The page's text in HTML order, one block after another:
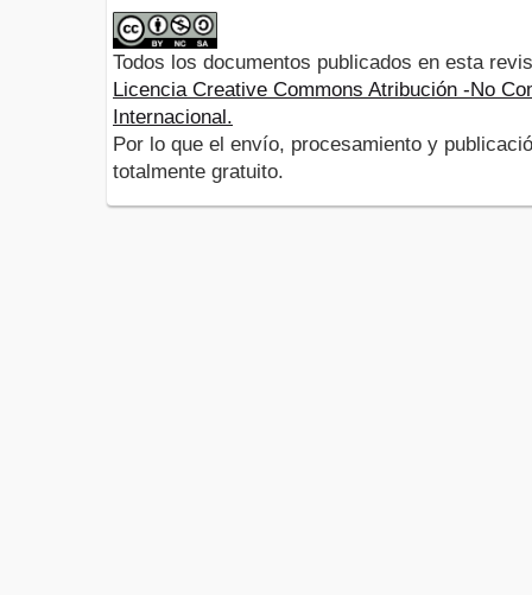
Todos los documentos publicados en esta
Licencia Creative Commons Atribución -No
Internacional.
Por lo que el envío, procesamiento y
totalmente gratuito.